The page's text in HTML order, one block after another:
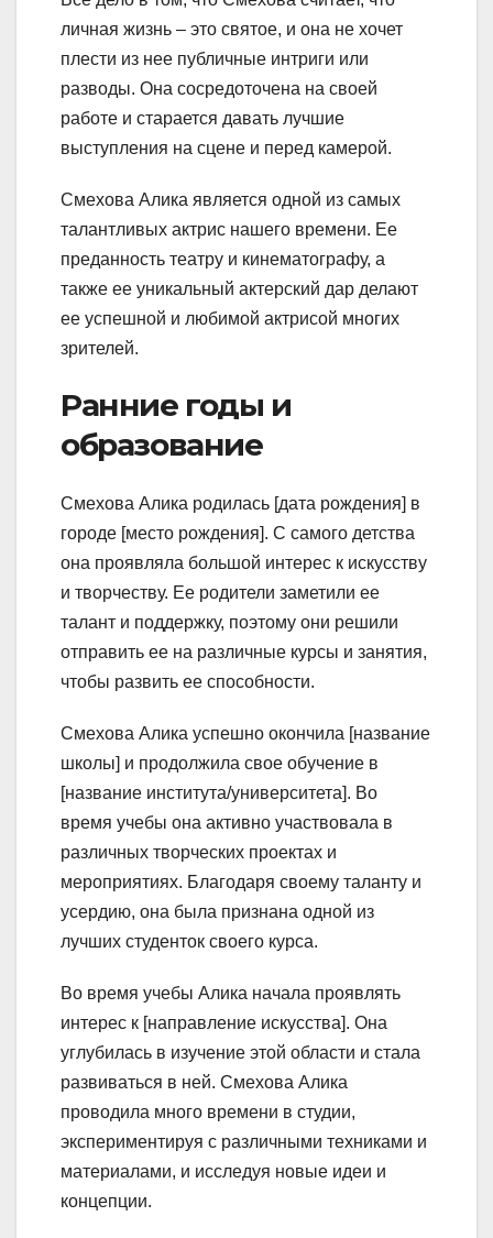
личная жизнь – это святое, и она не хочет
плести из нее публичные интриги или
разводы. Она сосредоточена на своей
работе и старается давать лучшие
выступления на сцене и перед камерой.
Смехова Алика является одной из самых
талантливых актрис нашего времени. Ее
преданность театру и кинематографу, а
также ее уникальный актерский дар делают
ее успешной и любимой актрисой многих
зрителей.
Ранние годы и
образование
Смехова Алика родилась [дата рождения] в
городе [место рождения]. С самого детства
она проявляла большой интерес к искусству
и творчеству. Ее родители заметили ее
талант и поддержку, поэтому они решили
отправить ее на различные курсы и занятия,
чтобы развить ее способности.
Смехова Алика успешно окончила [название
школы] и продолжила свое обучение в
[название института/университета]. Во
время учебы она активно участвовала в
различных творческих проектах и
мероприятиях. Благодаря своему таланту и
усердию, она была признана одной из
лучших студенток своего курса.
Во время учебы Алика начала проявлять
интерес к [направление искусства]. Она
углубилась в изучение этой области и стала
развиваться в ней. Смехова Алика
проводила много времени в студии,
экспериментируя с различными техниками и
материалами, и исследуя новые идеи и
концепции.